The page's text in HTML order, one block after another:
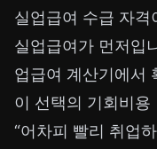
실업급여 수급 자
실업급여가 먼저입
업급여 계산기에서
이 선택의 기회비용
“어차피 빨리 취업